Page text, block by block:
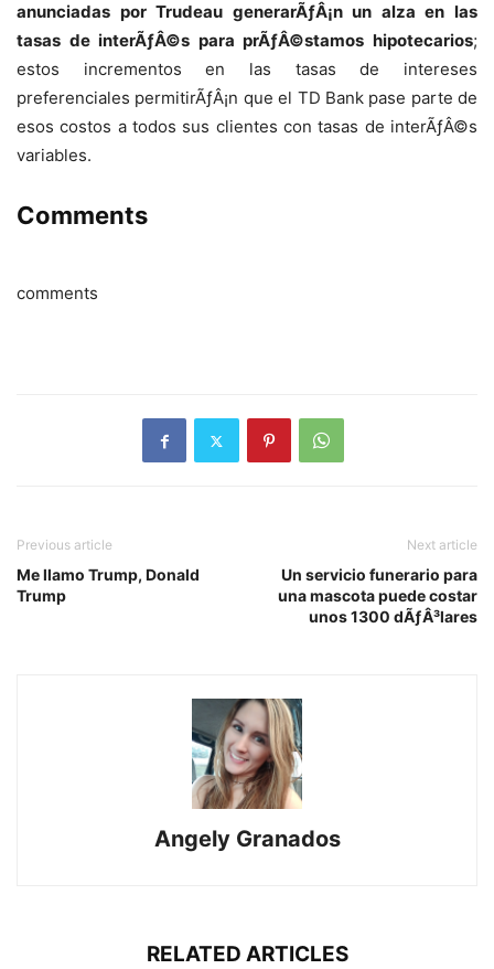
anunciadas por Trudeau generarÃƒÂ¡n un alza en las
tasas de interÃƒÂ©s para prÃƒÂ©stamos hipotecarios;
estos incrementos en las tasas de intereses
preferenciales permitirÃƒÂ¡n que el TD Bank pase parte de
esos costos a todos sus clientes con tasas de interÃƒÂ©s
variables.
Comments
comments
Previous article
Me llamo Trump, Donald
Trump
Next article
Un servicio funerario para
una mascota puede costar
unos 1300 dÃƒÂ³lares
Angely Granados
RELATED ARTICLES